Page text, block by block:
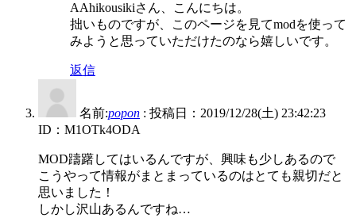
AAhikousikiさん、こんにちは。
拙いものですが、このページを見てmodを使って
みようと思っていただけたのなら嬉しいです。
返信
名前:popon : 投稿日：2019/12/28(土) 23:42:23
ID：M1OTk4ODA
MOD躊躇してはいるんですが、興味も少しあるので
こうやって情報がまとまっているのはとても親切だと
思いました！
しかし沢山あるんですね…